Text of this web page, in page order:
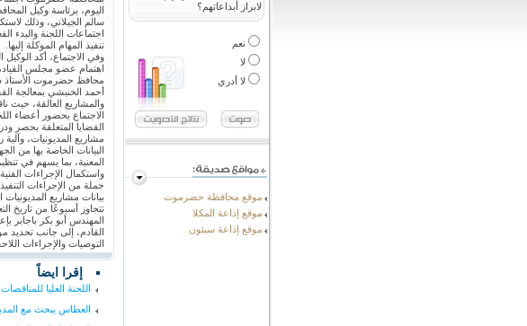
لابراز أبداعاتهم؟
نعم
لا
لا أدري
موقع محافظة حضرموت
موقع إذاعة المكلا
موقع إذاعة سيئون
اليوم، برئاسة وكيل
سالم الجيلاني، وذلك
اجتماعات اللجنة والبدء
تنفيذ المهام الموكلة إليها.
وفي الاجتماع، أكد الوكيل
اهتمام عضو مجلس
محافظ حضرموت الأستاذ
أحمد الخنبشي بمعالجة
والمشاريع العالقة، حيث
الاجتماع بحضور أعضاء
القضايا المتعلقة بحصر
مشاريع المديونيات، وآلية
البيانات الخاصة بها من
المعنية، بما يسهم في
واستكمال الإجراءات
جملة من الإجراءات
بيانات مشاريع
تتجاوز أسبوعًا من تاريخ
المهندس أبو بكر باجابر
القادم، إلى جانب تحديد
التوصيات والإجراءات
إقرا ايضاً
اللجنة العليا
العطاس يبحث مع